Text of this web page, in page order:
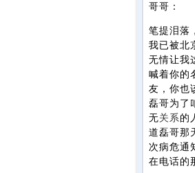
哥哥：
笔提泪落
我已被北
无情让我
喊着你的
友，你也
磊哥为了
无关系的
道磊哥那
次病危通
在电话的